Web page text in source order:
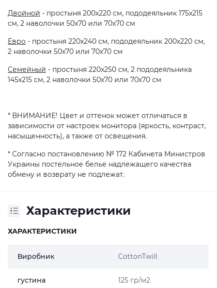
Двойной - простыня 200х220 см, пододеяльник 175х215
см, 2 наволочки 50х70 или 70х70 см
Евро - простыня 220х240 см, пододеяльник 200х220 см,
2 наволочки 50х70 или 70х70 см
Семейный - простыня 220х250 см, 2 пододеяльника
145х215 см, 2 наволочки 50х70 или 70х70 см
* ВНИМАНИЕ! Цвет и оттенок может отличаться в
зависимости от настроек монитора (яркость, контраст,
насыщенность), а также от освещения.
* Согласно постановлению № 172 Кабинета Министров
Украины постельное белье надлежащего качества
обмену и возврату не подлежат.
Характеристики
ХАРАКТЕРИСТИКИ
Виробник CottonTwill
густина 125 гр/м2